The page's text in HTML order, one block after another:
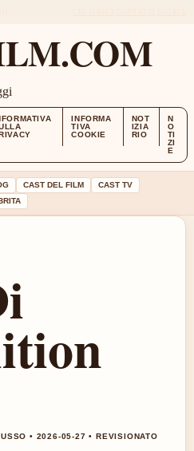
INFORMA
TIVA
COOKIE
NOT
IZIA
RIO
N
O
TI
ZI
E
CAST DEL FILM
CAST TV
• 2026-05-27 • REVISIONATO